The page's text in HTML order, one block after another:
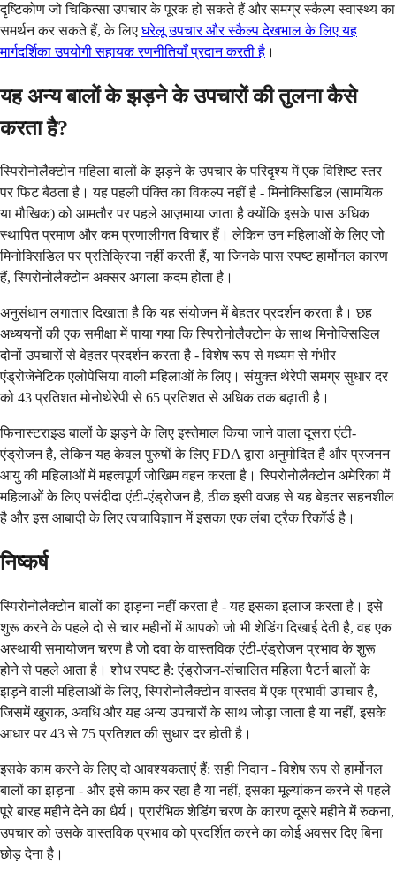
दृष्टिकोण जो चिकित्सा उपचार के पूरक हो सकते हैं और समग्र स्कैल्प स्वास्थ्य का
समर्थन कर सकते हैं, के लिएघरेलू उपचार और स्कैल्प देखभाल के लिए यह
मार्गदर्शिका उपयोगी सहायक रणनीतियाँ प्रदान करती है ।
यह अन्य बालों के झड़ने के उपचारों की तुलना कैसे
करता है?
स्पिरोनोलैक्टोन महिला बालों के झड़ने के उपचार के परिदृश्य में एक विशिष्ट स्तर
पर फिट बैठता है। यह पहली पंक्ति का विकल्प नहीं है - मिनोक्सिडिल (सामयिक
या मौखिक) को आमतौर पर पहले आज़माया जाता है क्योंकि इसके पास अधिक
स्थापित प्रमाण और कम प्रणालीगत विचार हैं। लेकिन उन महिलाओं के लिए जो
मिनोक्सिडिल पर प्रतिक्रिया नहीं करती हैं, या जिनके पास स्पष्ट हार्मोनल कारण
हैं, स्पिरोनोलैक्टोन अक्सर अगला कदम होता है।
अनुसंधान लगातार दिखाता है कि यह संयोजन में बेहतर प्रदर्शन करता है। छह
अध्ययनों की एक समीक्षा में पाया गया कि स्पिरोनोलैक्टोन के साथ मिनोक्सिडिल
दोनों उपचारों से बेहतर प्रदर्शन करता है - विशेष रूप से मध्यम से गंभीर
एंड्रोजेनेटिक एलोपेसिया वाली महिलाओं के लिए। संयुक्त थेरेपी समग्र सुधार दर
को 43 प्रतिशत मोनोथेरेपी से 65 प्रतिशत से अधिक तक बढ़ाती है।
फिनास्टराइड बालों के झड़ने के लिए इस्तेमाल किया जाने वाला दूसरा एंटी-
एंड्रोजन है, लेकिन यह केवल पुरुषों के लिए FDA द्वारा अनुमोदित है और प्रजनन
आयु की महिलाओं में महत्वपूर्ण जोखिम वहन करता है। स्पिरोनोलैक्टोन अमेरिका में
महिलाओं के लिए पसंदीदा एंटी-एंड्रोजन है, ठीक इसी वजह से यह बेहतर सहनशील
है और इस आबादी के लिए त्वचाविज्ञान में इसका एक लंबा ट्रैक रिकॉर्ड है।
निष्कर्ष
स्पिरोनोलैक्टोन बालों का झड़ना नहीं करता है - यह इसका इलाज करता है। इसे
शुरू करने के पहले दो से चार महीनों में आपको जो भी शेडिंग दिखाई देती है, वह एक
अस्थायी समायोजन चरण है जो दवा के वास्तविक एंटी-एंड्रोजन प्रभाव के शुरू
होने से पहले आता है। शोध स्पष्ट है: एंड्रोजन-संचालित महिला पैटर्न बालों के
झड़ने वाली महिलाओं के लिए, स्पिरोनोलैक्टोन वास्तव में एक प्रभावी उपचार है,
जिसमें खुराक, अवधि और यह अन्य उपचारों के साथ जोड़ा जाता है या नहीं, इसके
आधार पर 43 से 75 प्रतिशत की सुधार दर होती है।
इसके काम करने के लिए दो आवश्यकताएं हैं: सही निदान - विशेष रूप से हार्मोनल
बालों का झड़ना - और इसे काम कर रहा है या नहीं, इसका मूल्यांकन करने से पहले
पूरे बारह महीने देने का धैर्य। प्रारंभिक शेडिंग चरण के कारण दूसरे महीने में रुकना,
उपचार को उसके वास्तविक प्रभाव को प्रदर्शित करने का कोई अवसर दिए बिना
छोड़ देना है।